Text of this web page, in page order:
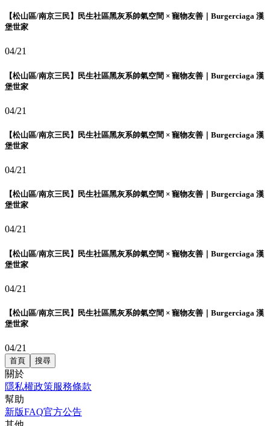
【松山區/南京三民】民生社區黑灰系帥氣空間 × 寵物友善｜Burgerciaga 漢
堡世家
04/21
【松山區/南京三民】民生社區黑灰系帥氣空間 × 寵物友善｜Burgerciaga 漢
堡世家
04/21
【松山區/南京三民】民生社區黑灰系帥氣空間 × 寵物友善｜Burgerciaga 漢
堡世家
04/21
【松山區/南京三民】民生社區黑灰系帥氣空間 × 寵物友善｜Burgerciaga 漢
堡世家
04/21
【松山區/南京三民】民生社區黑灰系帥氣空間 × 寵物友善｜Burgerciaga 漢
堡世家
04/21
【松山區/南京三民】民生社區黑灰系帥氣空間 × 寵物友善｜Burgerciaga 漢
堡世家
04/21
首頁 搜尋
關於
隱私權政策服務條款
幫助
新版FAQ官方公告